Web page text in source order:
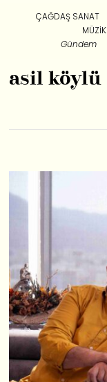
ÇAĞDAŞ SANAT
MÜZIK
Gündem
asil köylü